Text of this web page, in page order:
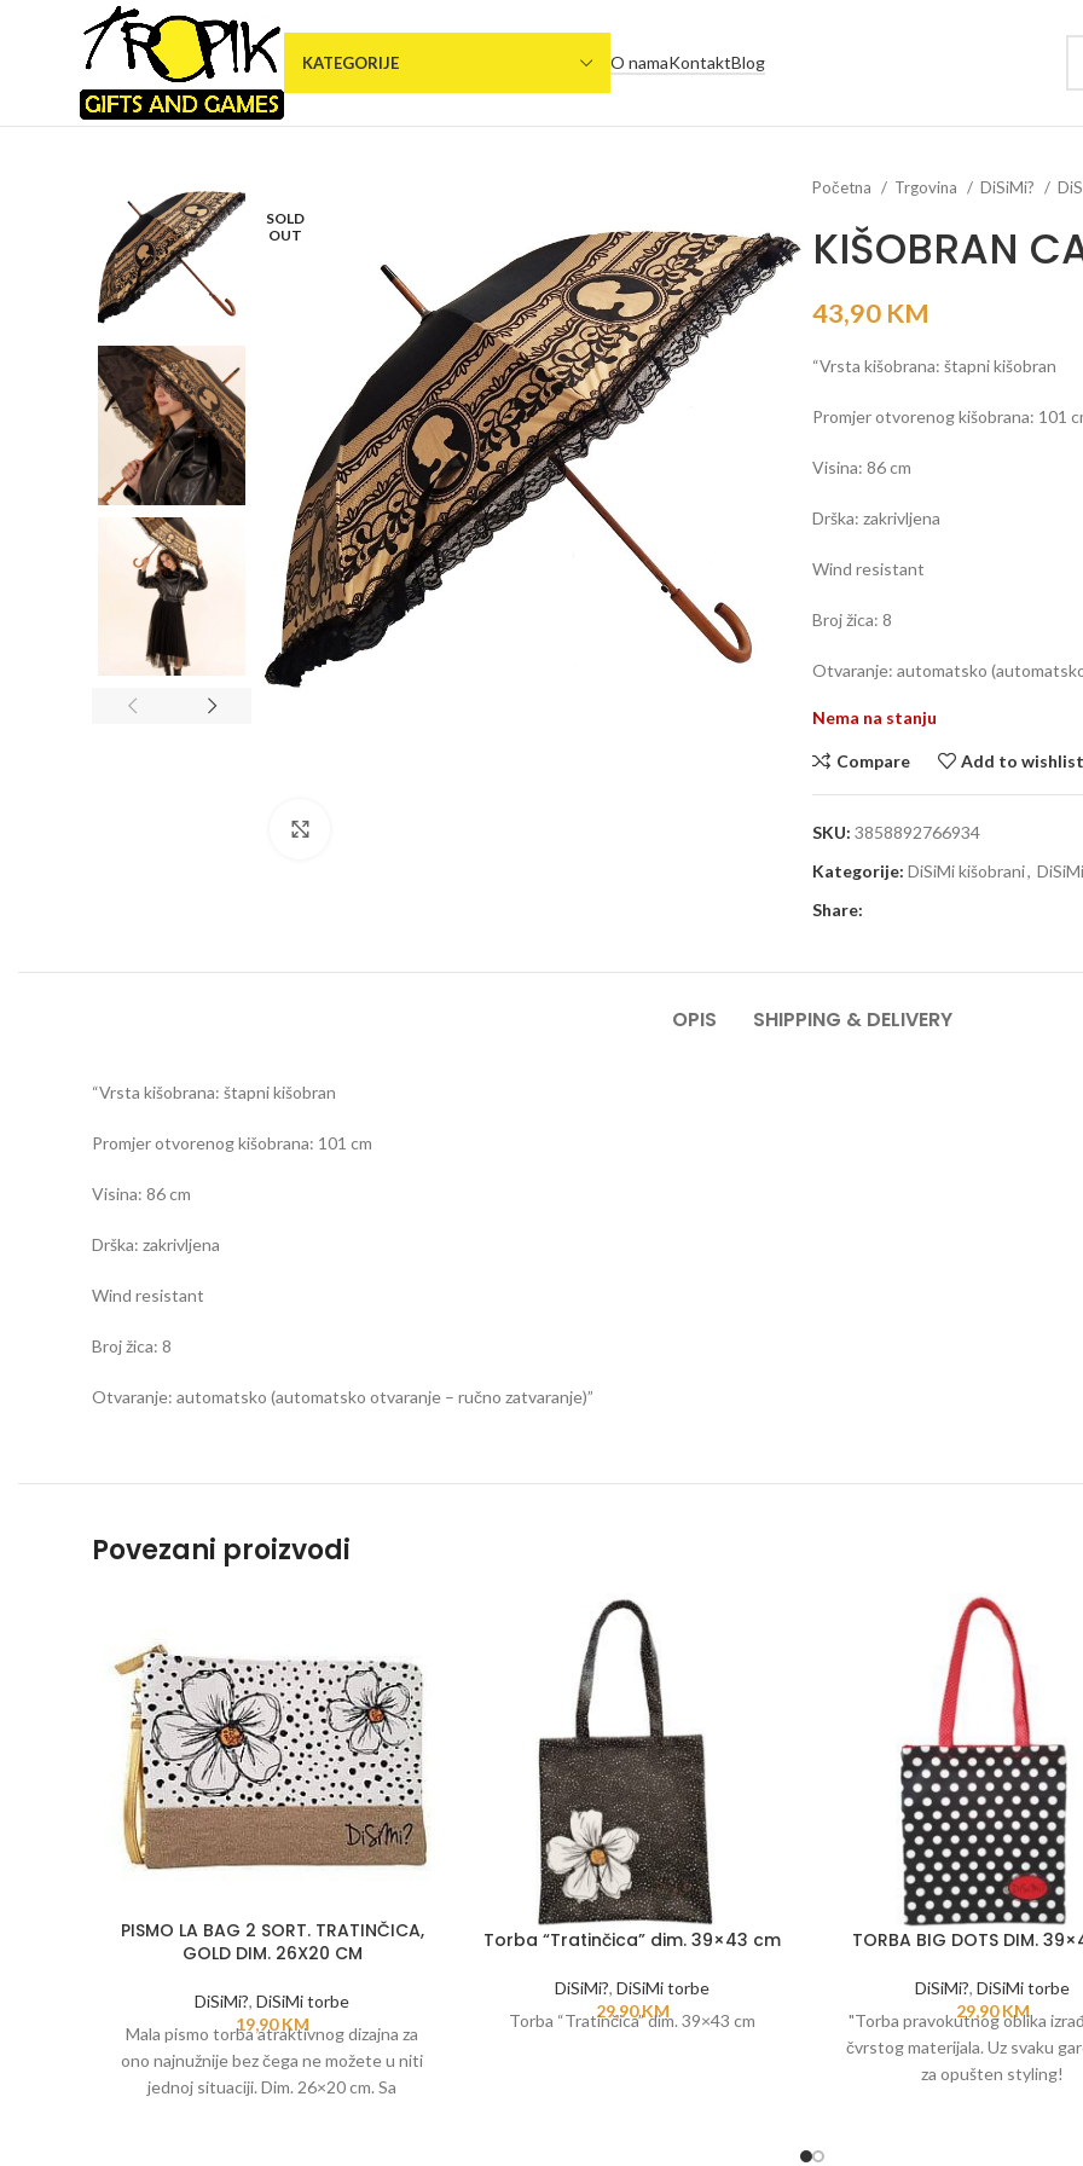
KATEGORIJE O namaKontaktBlog
SOLD
OUT
Početna Trgovina DiSiMi?
KIŠOBRAN
43,90 KM
“Vrsta kišobrana: štapni kišobran
Promjer otvorenog kišobrana: 101
Visina: 86 cm
Drška: zakrivljena
Wind resistant
Broj žica: 8
Otvaranje: automatsko
Nema na stanju
Compare Add to wishlist
SKU: 3858892766934
Kategorije: DiSiMi kišobrani,
Share:
OPIS SHIPPING & DELIVERY
“Vrsta kišobrana: štapni kišobran
Promjer otvorenog kišobrana: 101 cm
Visina: 86 cm
Drška: zakrivljena
Wind resistant
Broj žica: 8
Otvaranje: automatsko (automatsko otvaranje – ručno zatvaranje)”
Povezani proizvodi
PISMO LA BAG 2 SORT. TRATINČICA,
GOLD DIM. 26X20 CM
DiSiMi?, DiSiMi torbe
19,90KM
Mala pismo torba atraktivnog dizajna za
ono najnužnije bez čega ne možete u niti
jednoj situaciji. Dim. 26×20 cm. Sa
Torba “Tratinčica” dim. 39×43 cm
DiSiMi?, DiSiMi torbe
29,90KM
Torba “Tratinčica” dim. 39×43 cm
TORBA BIG DOTS DIM.
DiSiMi?, DiSiMi torbe
29,90KM
"Torba pravokutnog oblika
čvrstog materijala. Uz svaku
za opušten styling!